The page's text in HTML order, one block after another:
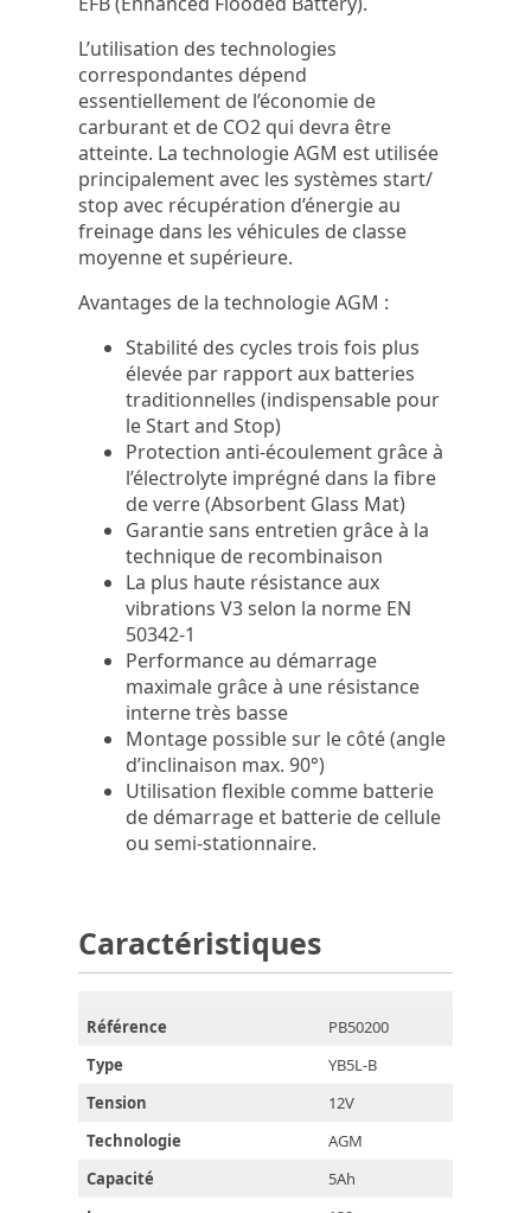
L’utilisation des technologies
correspondantes dépend
essentiellement de l’économie de
carburant et de CO2 qui devra être
atteinte. La technologie AGM est utilisée
principalement avec les systèmes start/
stop avec récupération d’énergie au
freinage dans les véhicules de classe
moyenne et supérieure.
Avantages de la technologie AGM :
Stabilité des cycles trois fois plus
élevée par rapport aux batteries
traditionnelles (indispensable pour
le Start and Stop)
Protection anti-écoulement grâce à
l’électrolyte imprégné dans la fibre
de verre (Absorbent Glass Mat)
Garantie sans entretien grâce à la
technique de recombinaison
La plus haute résistance aux
vibrations V3 selon la norme EN
50342-1
Performance au démarrage
maximale grâce à une résistance
interne très basse
Montage possible sur le côté (angle
d’inclinaison max. 90°)
Utilisation flexible comme batterie
de démarrage et batterie de cellule
ou semi-stationnaire.
Caractéristiques
Référence
PB50200
Type
YB5L-B
Tension
12V
Technologie
AGM
Capacité
5Ah